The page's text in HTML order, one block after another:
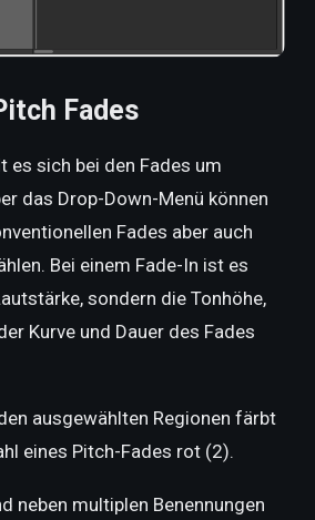
Fades
es sich bei den Fades um
das Drop-Down-Menü können
Fades aber auch
Bei einem Fade-In ist es
sondern die Tonhöhe,
Kurve und Dauer des Fades
ausgewählten Regionen färbt
eines Pitch-Fades rot (2).
neben multiplen Benennungen